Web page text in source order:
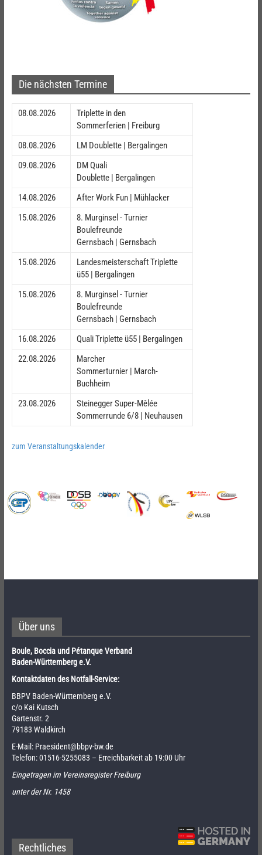
Die nächsten Termine
08.08.2026
Triplette in den
Sommerferien | Freiburg
08.08.2026
LM Doublette | Bergalingen
09.08.2026
DM Quali
Doublette | Bergalingen
14.08.2026
After Work Fun | Mühlacker
15.08.2026
8. Murginsel - Turnier
Boulefreunde
Gernsbach | Gernsbach
15.08.2026
Landesmeisterschaft Triplette
ü55 | Bergalingen
15.08.2026
8. Murginsel - Turnier
Boulefreunde
Gernsbach | Gernsbach
16.08.2026
Quali Triplette ü55 | Bergalingen
22.08.2026
Marcher
Sommerturnier | March-
Buchheim
23.08.2026
Steinegger Super-Mêlée
Sommerrunde 6/8 | Neuhausen
zum Veranstaltungskalender
Über uns
Boule, Boccia und Pétanque Verband
Baden-Württemberg e.V.
Kontaktdaten des Notfall-Service:
BBPV Baden-Württemberg e.V.
c/o Kai Kutsch
Gartenstr. 2
79183 Waldkirch
E-Mail: Praesident@bbpv-bw.de
Telefon:01516-5255083 – Erreichbarkeit ab 19:00 Uhr
Eingetragen im Vereinsregister Freiburg
unter der Nr. 1458
Rechtliches